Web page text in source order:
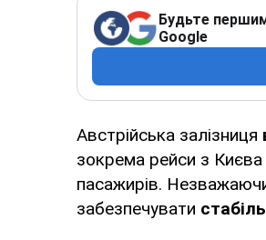
Будьте
Google
Австрійська залізниця
зокрема рейси з
пасажирів.
забезпечувати